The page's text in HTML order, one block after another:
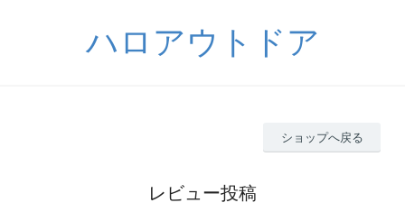
ハロアウトドア
ショップへ戻る
レビュー投稿